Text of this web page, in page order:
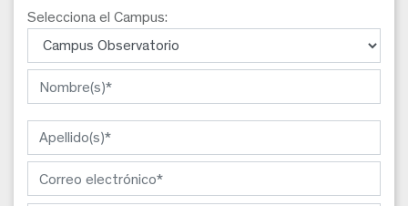
Selecciona el Campus: